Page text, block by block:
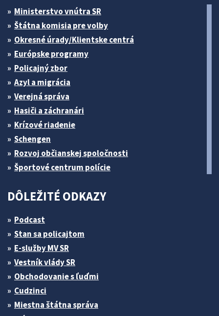
Ministerstvo vnútra SR
Štátna komisia pre volby
Okresné úrady/Klientske centrá
Európske programy
Policajný zbor
Azyl a migrácia
Verejná správa
Hasiči a záchranári
Krízové riadenie
Schengen
Rozvoj občianskej spoločnosti
Športové centrum polície
DÔLEŽITÉ ODKAZY
Podcast
Stan sa policajtom
E-služby MV SR
Vestník vlády SR
Obchodovanie s ľuďmi
Cudzinci
Miestna štátna správa